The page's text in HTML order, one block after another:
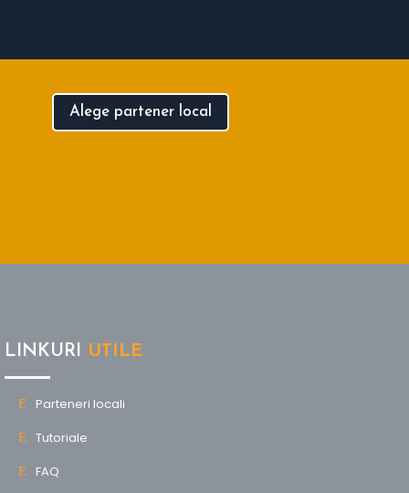
Alege partener local
LINKURI UTILE
Parteneri locali
Tutoriale
FAQ